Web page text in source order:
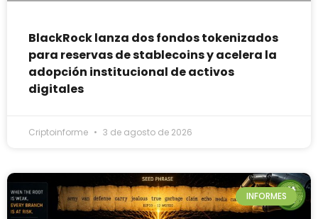
BlackRock lanza dos fondos tokenizados
para reservas de stablecoins y acelera la
adopción institucional de activos
digitales
Criptoinforme 3 de agosto de 2026
INFORMES